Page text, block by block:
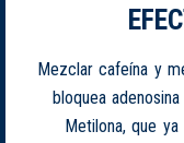
Mezclar cafeína y
bloquea
Metilona, que